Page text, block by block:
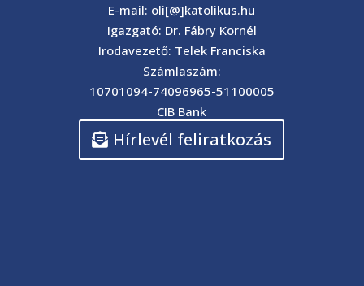
E-mail: oli[@]katolikus.hu
Igazgató: Dr. Fábry Kornél
Irodavezető: Telek Franciska
Számlaszám:
10701094-74096965-51100005
CIB Bank
Hírlevél feliratkozás